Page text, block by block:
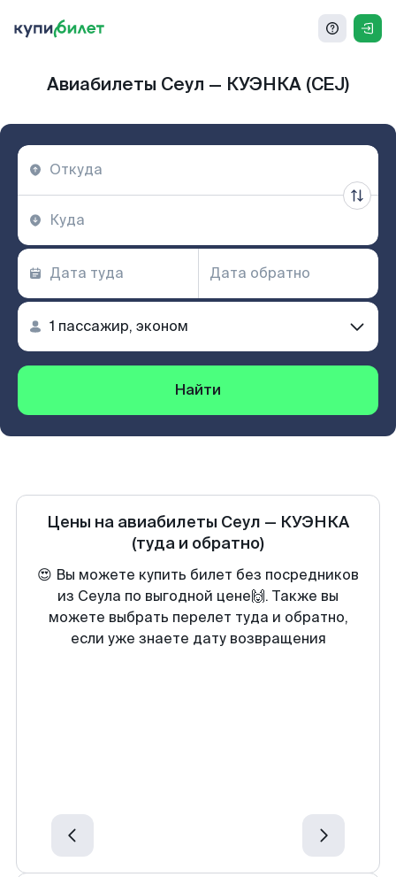
Авиабилеты Сеул — КУЭНКА (CEJ)
Найти
Цены на авиабилеты Сеул — КУЭНКА
(туда и обратно)
😍 Вы можете купить билет без посредников
из Сеула по выгодной цене🙌. Также вы
можете выбрать перелет туда и обратно,
если уже знаете дату возвращения